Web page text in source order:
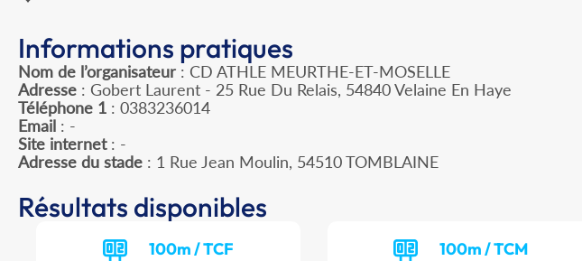
Informations pratiques
Nom de l’organisateur : CD ATHLE MEURTHE-ET-MOSELLE
Adresse : Gobert Laurent - 25 Rue Du Relais, 54840 Velaine En Haye
Téléphone 1 : 0383236014
Email : -
Site internet: -
Adresse du stade : 1 Rue Jean Moulin, 54510 TOMBLAINE
Résultats disponibles
100m / TCF 100m / TCM